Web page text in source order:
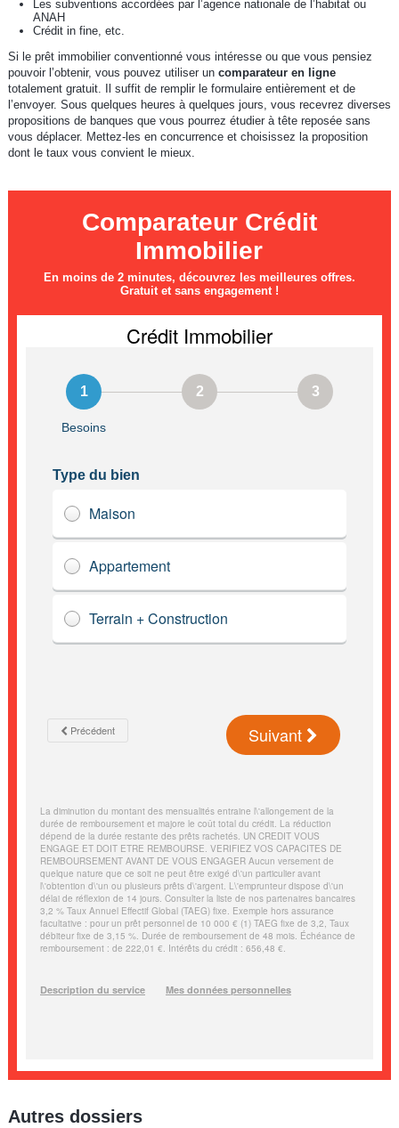
Les subventions accordées par l’agence nationale de l’habitat ou
ANAH
Crédit in fine, etc.
Si le prêt immobilier conventionné vous intéresse ou que vous pensiez
pouvoir l’obtenir, vous pouvez utiliser un comparateur en ligne
totalement gratuit. Il suffit de remplir le formulaire entièrement et de
l’envoyer. Sous quelques heures à quelques jours, vous recevrez diverses
propositions de banques que vous pourrez étudier à tête reposée sans
vous déplacer. Mettez-les en concurrence et choisissez la proposition
dont le taux vous convient le mieux.
Comparateur Crédit
Immobilier
En moins de 2 minutes, découvrez les meilleures offres.
Gratuit et sans engagement !
Autres dossiers